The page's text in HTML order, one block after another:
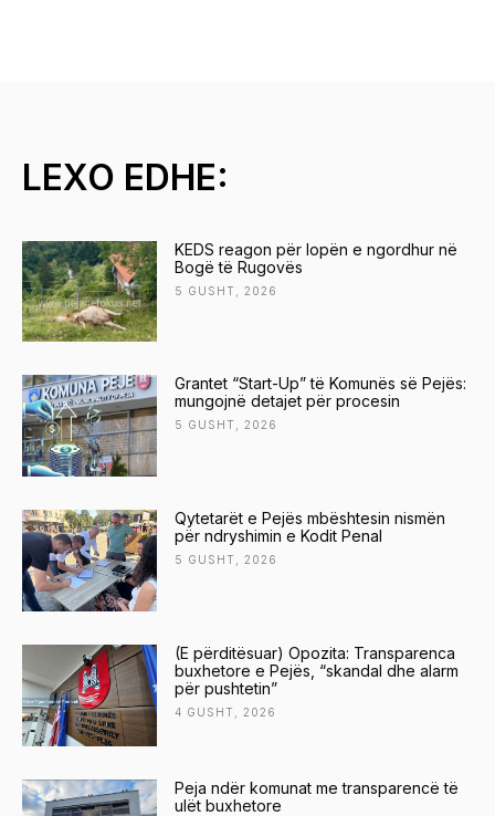
LEXO EDHE:
KEDS reagon për lopën e ngordhur në
Bogë të Rugovës
5 GUSHT, 2026
Grantet “Start-Up” të Komunës së Pejës:
mungojnë detajet për procesin
5 GUSHT, 2026
Qytetarët e Pejës mbështesin nismën
për ndryshimin e Kodit Penal
5 GUSHT, 2026
(E përditësuar) Opozita: Transparenca
buxhetore e Pejës, “skandal dhe alarm
për pushtetin”
4 GUSHT, 2026
Peja ndër komunat me transparencë të
ulët buxhetore